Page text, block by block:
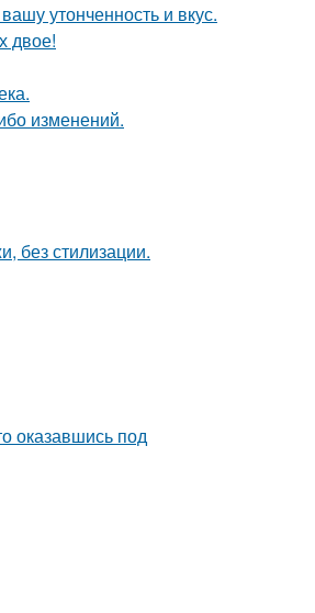
утонченность и вкус.
двое!
изменений.
без стилизации.
оказавшись под